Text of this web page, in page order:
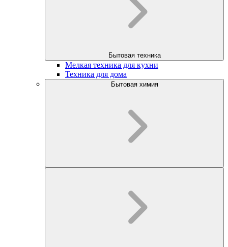
Бытовая техника
Мелкая техника для кухни
Техника для дома
Бытовая химия